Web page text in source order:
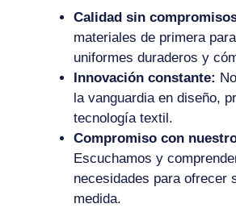
Calidad sin
materiales de primera
uniformes duraderos y
Innovación constante:
la vanguardia en diseño,
tecnología textil.
Compromiso con
Escuchamos y
necesidades para ofrecer
medida.